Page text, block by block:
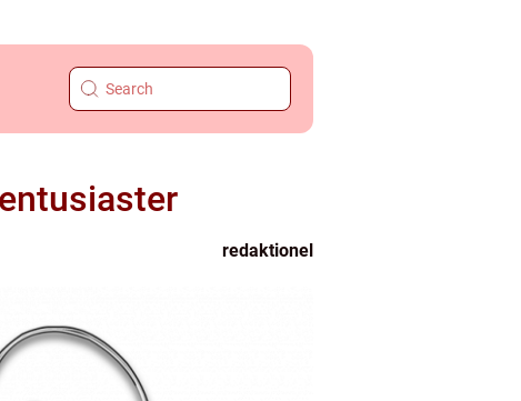
redaktionel